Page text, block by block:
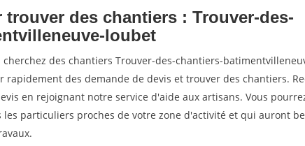
des chantiers : Trouver-des-
loubet
cherchez des chantiers Trouver-des-chantiers-
rapidement des demande de devis et trouver des chantiers.
en rejoignant notre service d'aide aux artisans. Vous
les particuliers proches de votre zone d'activité et qui auront